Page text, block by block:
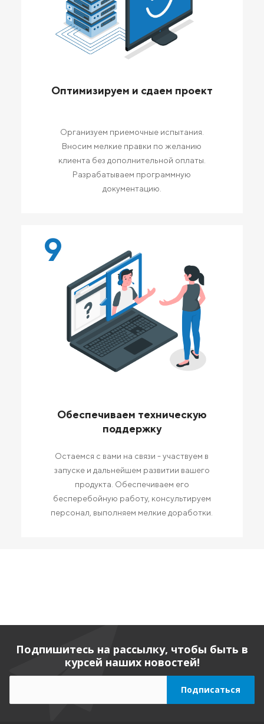
Оптимизируем и сдаем проект
Организуем приемочные испытания.
Вносим мелкие правки по желанию
клиента без дополнительной оплаты.
Разрабатываем программную
документацию.
9
Обеспечиваем техническую
поддержку
Остаемся с вами на связи - участвуем в
запуске и дальнейшем развитии вашего
продукта. Обеспечиваем его
бесперебойную работу, консультируем
персонал, выполняем мелкие доработки.
Подпишитесь на рассылку, чтобы быть в
курсей наших новостей!